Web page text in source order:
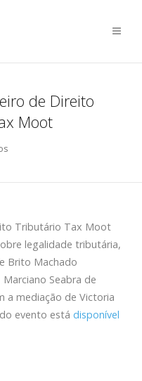
de Direito
Moot
Tributário Tax Moot
legalidade tributária,
Brito Machado
Seabra de
a mediação de Victoria
evento está disponível